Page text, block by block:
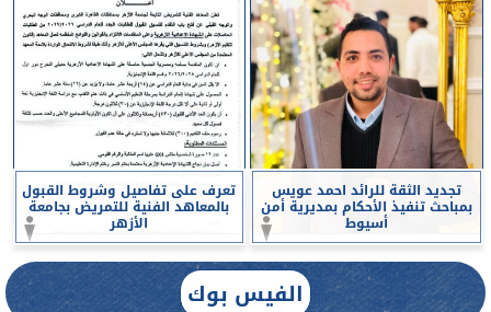
تجديد الثقة للرائد احمد عويس
بمباحث تنفيذ الأحكام بمديرية أمن
أسيوط
تعرف على تفاصيل وشروط القبول
بالمعاهد الفنية للتمريض بجامعة
الأزهر
الفيس بوك